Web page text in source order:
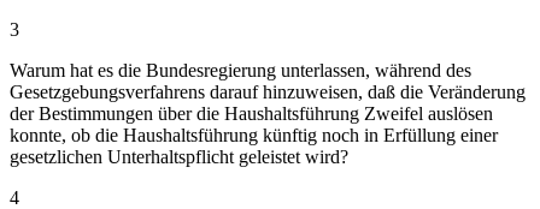
3
Warum hat es die Bundesregierung unterlassen, während des
Gesetzgebungsverfahrens darauf hinzuweisen, daß die Veränderung
der Bestimmungen über die Haushaltsführung Zweifel auslösen
konnte, ob die Haushaltsführung künftig noch in Erfüllung einer
gesetzlichen Unterhaltspflicht geleistet wird?
4